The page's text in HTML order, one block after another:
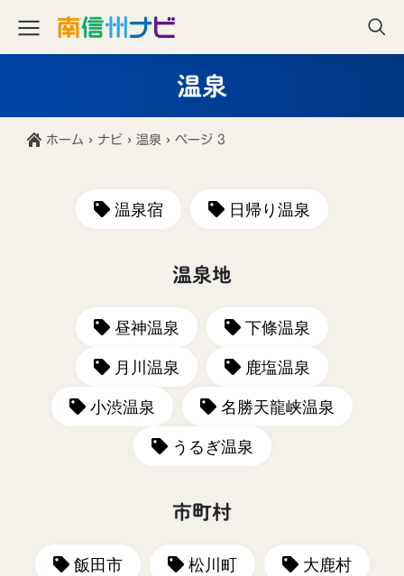
温泉
ホーム › ナビ › 温泉 › ページ 3
温泉宿 日帰り温泉
温泉地
昼神温泉
下條温泉
月川温泉
鹿塩温泉
小渋温泉
名勝天龍峡温泉
うるぎ温泉
市町村
飯田市 松川町
大鹿村